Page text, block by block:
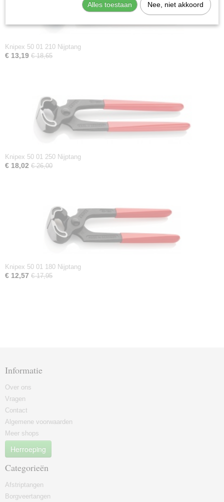
Knipex 50 01 210 Nijptang
€ 13,19 € 18,65
Knipex 50 01 250 Nijptang
€ 18,02 € 26,00
Knipex 50 01 180 Nijptang
€ 12,57 € 17,95
Informatie
Over ons
Vragen
Contact
Algemene voorwaarden
Meer shops
Herroeping
Categorieën
Afstriptangen
Borgveertangen
Alles toestaan Nee, niet akkoord